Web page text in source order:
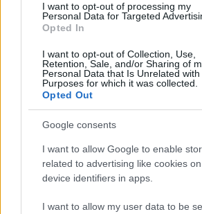
I want to opt-out of processing my
Personal Data for Targeted
Opted In
I want to opt-out of Collection, Use,
Retention, Sale, and/or Sharing of
Personal Data that Is Unrelated
Purposes for which it was collected.
Opted Out
Google consents
I want to allow Google to enable
related to advertising like cookies
device identifiers in apps.
I want to allow my user data to be
Governo e opposizione in contrasto: le
Francesca Galli · 7 Ago 2026
QUOTAZIONI CRYPTO
Nome